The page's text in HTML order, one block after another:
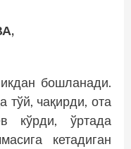
бошланади.
тўй, чақирди, ота
кўрди, ўртада
кетадиган